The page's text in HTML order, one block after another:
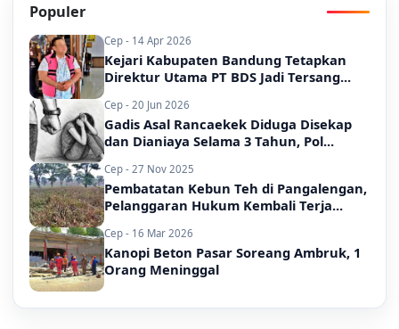
Populer
Cep - 14 Apr 2026
Kejari Kabupaten Bandung Tetapkan
Direktur Utama PT BDS Jadi Tersang...
Cep - 20 Jun 2026
Gadis Asal Rancaekek Diduga Disekap
dan Dianiaya Selama 3 Tahun, Pol...
Cep - 27 Nov 2025
Pembatatan Kebun Teh di Pangalengan,
Pelanggaran Hukum Kembali Terja...
Cep - 16 Mar 2026
Kanopi Beton Pasar Soreang Ambruk, 1
Orang Meninggal